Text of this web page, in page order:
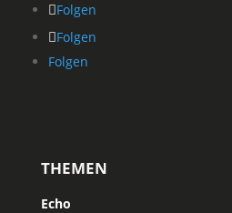
Folgen
Folgen
Folgen
THEMEN
Echo